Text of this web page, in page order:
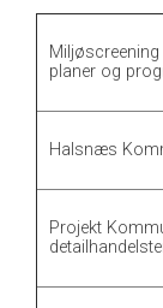
planer og
Halsnæs
Projekt